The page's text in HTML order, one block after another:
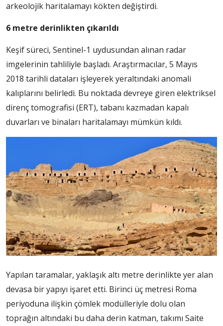
arkeolojik haritalamayı kökten değiştirdi.
6 metre derinlikten çıkarıldı
Keşif süreci, Sentinel-1 uydusundan alınan radar
imgelerinin tahliliyle başladı. Araştırmacılar, 5 Mayıs
2018 tarihli dataları işleyerek yeraltındaki anomali
kalıplarını belirledi. Bu noktada devreye giren elektriksel
direnç tomografisi (ERT), tabanı kazmadan kapalı
duvarları ve binaları haritalamayı mümkün kıldı.
Yapılan taramalar, yaklaşık altı metre derinlikte yer alan
devasa bir yapıyı işaret etti. Birinci üç metresi Roma
periyoduna ilişkin çömlek modülleriyle dolu olan
toprağın altındaki bu daha derin katman, takımı Saite